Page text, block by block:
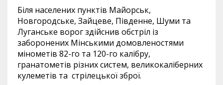
Біля населених пунктів Майорськ,
Новгородське, Зайцеве, Південне, Шуми та
Луганське ворог здійснив обстріл із
заборонених Мінськими домовленостями
мінометів 82-го та 120-го калібру,
гранатометів різних систем, великокаліберних
кулеметів та стрілецької зброї.